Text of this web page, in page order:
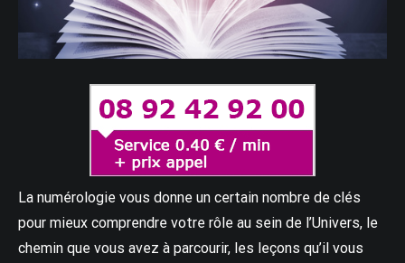
La numérologie vous donne un certain nombre de clés
pour mieux comprendre votre rôle au sein de l’Univers, le
chemin que vous avez à parcourir, les leçons qu’il vous